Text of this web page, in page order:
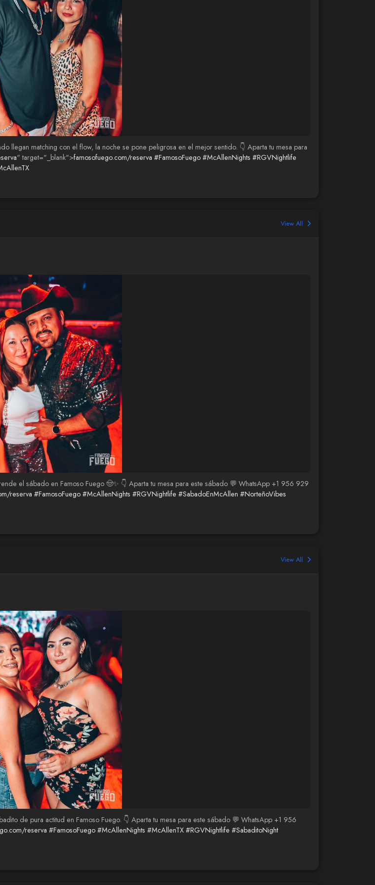
llegan matching con el flow, la noche se pone peligrosa en el mejor sentido. 👇 Aparta tu mesa para
" target="_blank">famosofuego.com/reserva #FamosoFuego #McAllenNights #RGVNightlife
View All
el sábado en Famoso Fuego 🤠✨ 👇 Aparta tu mesa para este sábado 💬 WhatsApp +1 956 929
reserva #FamosoFuego #McAllenNights #RGVNightlife #SabadoEnMcAllen #NorteñoVibes
View All
de pura actitud en Famoso Fuego. 👇 Aparta tu mesa para este sábado 💬 WhatsApp +1 956
reserva #FamosoFuego #McAllenNights #McAllenTX #RGVNightlife #SabaditoNight